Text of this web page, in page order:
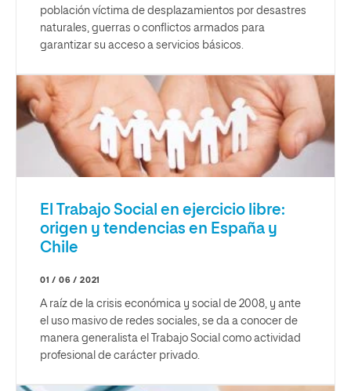
población víctima de desplazamientos por desastres
naturales, guerras o conflictos armados para
garantizar su acceso a servicios básicos.
El Trabajo Social en ejercicio libre:
origen y tendencias en España y
Chile
01 / 06 / 2021
A raíz de la crisis económica y social de 2008, y ante
el uso masivo de redes sociales, se da a conocer de
manera generalista el Trabajo Social como actividad
profesional de carácter privado.